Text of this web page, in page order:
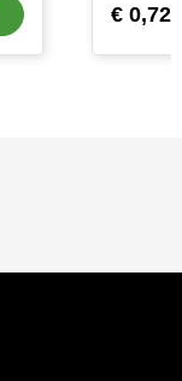
€ 0,72